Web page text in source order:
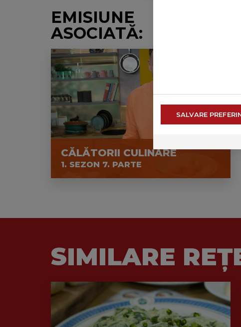
EMISIUNE
ASOCIATĂ:
CĂLĂTORII CULINARE
1. SEZON 7. PARTE
SIMILARE
SALVARE